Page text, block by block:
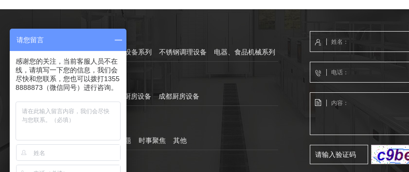
产品中心：
灶具系列 蒸煮烤系列 制冷设备系列 不锈钢调理设备 电器、食品机械系列
直通车：
成都酒店厨房设备 成都厨房设备
新闻资讯：
公司热点 行业百科 热门问题 时事聚焦 其他
关于我们：
请您留言
感谢您的关注，当前客服人员不在
线，请填写一下您的信息，我们会
尽快和您联系，您也可以拨打1355
8888873（微信同号）进行咨询。